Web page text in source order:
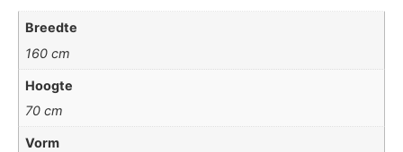
Breedte
160 cm
Hoogte
70 cm
Vorm